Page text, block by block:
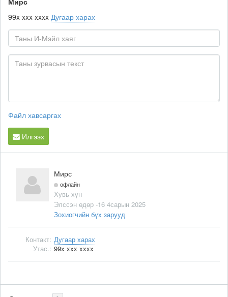
99x xxx xxxx Дугаар харах
Файл хавсаргах
Илгээх
Мирс
офлайн
Хувь хүн
Элссэн өдөр -16 4сарын 2025
Зохиогчийн бүх зарууд
Контакт: Дугаар харах
Утас.: 99x xxx xxxx